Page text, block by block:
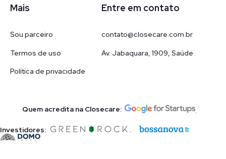
Mais
Sou parceiro
Termos de uso
Política de privacidade
Entre em contato
contato@closecare.com.br
Av. Jabaquara, 1909, Saúde
Quem acredita na Closecare: .
Investidores: